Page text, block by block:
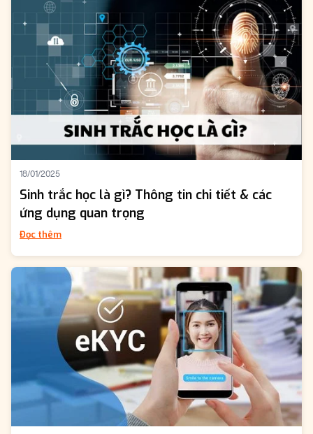
18/01/2025
Sinh trắc học là gì? Thông tin chi tiết & các
ứng dụng quan trọng
Đọc thêm